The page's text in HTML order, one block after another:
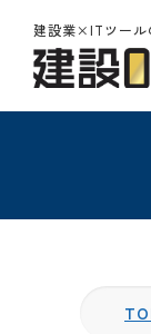
建設業×ITツール